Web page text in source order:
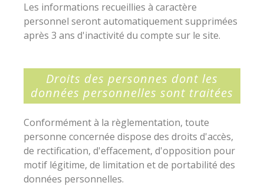
Les informations recueillies à caractère
personnel seront automatiquement supprimées
après 3 ans d'inactivité du compte sur le site.
Droits des personnes dont les
données personnelles sont traitées
Conformément à la règlementation, toute
personne concernée dispose des droits d'accès,
de rectification, d'effacement, d'opposition pour
motif légitime, de limitation et de portabilité des
données personnelles.